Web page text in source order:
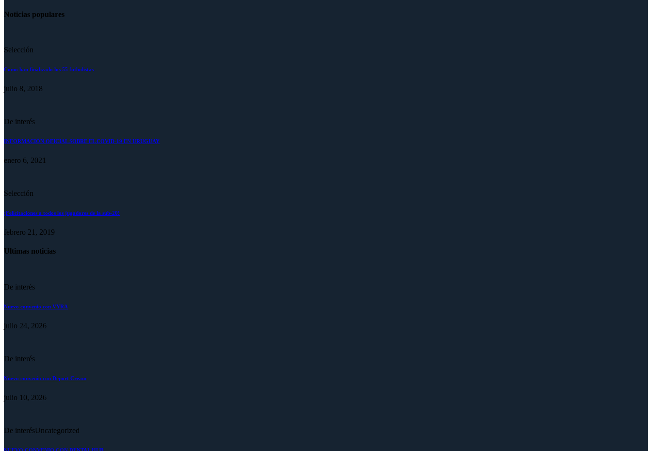
Noticias populares
Selección
Como han finalizado los 55 futbolistas
julio 8, 2018
De interés
INFORMACIÓN OFICIAL SOBRE EL COVID-19 EN URUGUAY
enero 6, 2021
Selección
¡Felicitaciones a todos los jugadores de la sub-20!
febrero 21, 2019
Ultimas noticias
De interés
Nuevo convenio con VYRA
julio 24, 2026
De interés
Nuevo convenio con Deport Cream
julio 10, 2026
De interésUncategorized
NUEVO CONVENIO CON DENTAL HUB